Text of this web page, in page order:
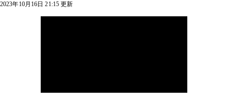
2023年10月16日 21:15 更新